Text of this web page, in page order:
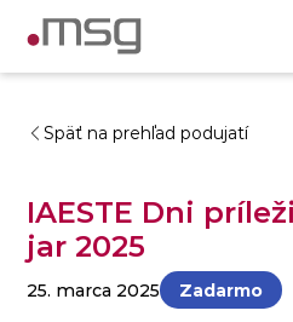
Späť na prehľad podujatí
IAESTE Dni
jar 2025
25. marca 2025 Zadarmo